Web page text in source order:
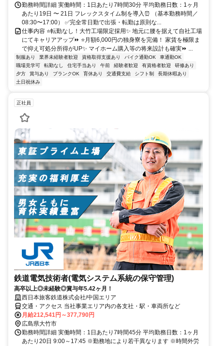
勤務時間詳細 実働時間：1日あたり7時間30分 平均勤務日数：1ヶ月
あたり19日 〜 21日 フレックスタイム制を導入⏰ （基本勤務時間／
08:30〜17:00） ✅完全常日勤で出張・転勤は原則な...
仕事内容 ⭐転勤なし！大竹工場限定採用✨ 地元に腰を据えて自社工場
にてキャリアアップ⏩ ⭐月額6,000円の独身寮を完備！ 家賃を極限ま
で抑え可処分所得がUP✨ マイホーム購入等の将来設計も確実⏩ ...
制服あり 業界未経験者歓迎 資格取得支援あり バイク通勤OK
車通勤OK
職場見学可
転勤なし 住宅手当あり 午前 経験者歓迎 有資格者歓迎
研修あり
夕方
賞与あり ブランクOK 育休あり 交通費支給 シフト制
長期休暇あり
土日祝休み
正社員
鉄道電気技術者(電気システム系統の保守管理)
高卒以上◎未経験◎賞与年5.42ヶ月！
西日本旅客鉄道株式会社/中国エリア
交通・アクセス 当社事業エリア内の各支社・駅・車両所など
月給212,541円～377,790円
広島県大竹市
勤務時間詳細 実働時間：1日あたり7時間45分 平均勤務日数：1ヶ月
あたり20日 9:00～17:45 ※勤務地により若干異なります ※時間外労